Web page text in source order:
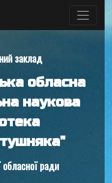
заклад
обласна
наукова
обласної ради